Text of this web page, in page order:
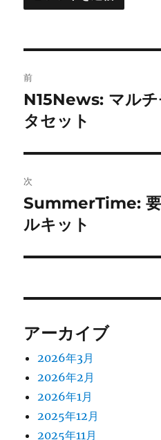
稿
ナ
ビ
ゲ
ー
ン
前
前
の
稿:
N15News: マル
タセット
次
次
の
稿:
SummerTime: 要
ルキット
アーカイブ
2026年3月
2026年2月
2026年1月
2025年12月
2025年11月